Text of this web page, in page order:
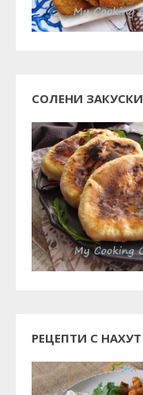
СОЛЕНИ ЗАКУСКИ
РЕЦЕПТИ С НАХУТ